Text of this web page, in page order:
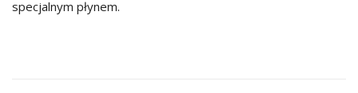
specjalnym płynem.